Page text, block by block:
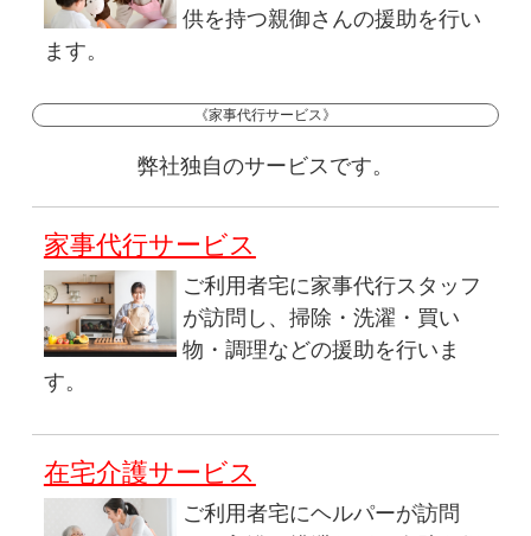
供を持つ親御さんの援助を行い
ます。
《家事代行サービス》
弊社独自のサービスです。
家事代行サービス
ご利用者宅に家事代行スタッフ
が訪問し、掃除・洗濯・買い
物・調理などの援助を行いま
す。
在宅介護サービス
ご利用者宅にヘルパーが訪問